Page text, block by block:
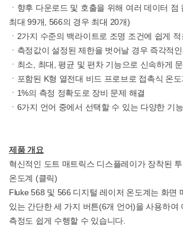
ㆍ향후 다운로드 및 호출을 위해 여러 데이터 점
최대 99개, 566의 경우 최대 20개)
ㆍ2가지 수준의 백라이트로 조명 조건에 쉽게 적
ㆍ측정값이 설정된 제한을 벗어날 경우 즉각적
ㆍ최소, 최대, 평균 및 편차 기능으로 신속하게
ㆍ포함된 K형 열전대 비드 프로브로 접촉식 온
ㆍ1%의 측정 정확도로 장비 문제 해결
ㆍ6가지 언어 중에서 선택할 수 있는 다양한 기
제품 개요
혁신적인 도트 매트릭스 디스플레이가 장착된
온도계 (클릭)
Fluke 568 및 566 디지털 레이저 온도계는 화면
있는 간단한 세 가지 버튼(6개 언어)을 사용하여
측정도 쉽게 수행할 수 있습니다.